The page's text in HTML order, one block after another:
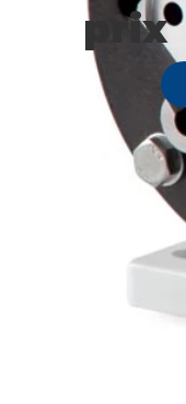
prix